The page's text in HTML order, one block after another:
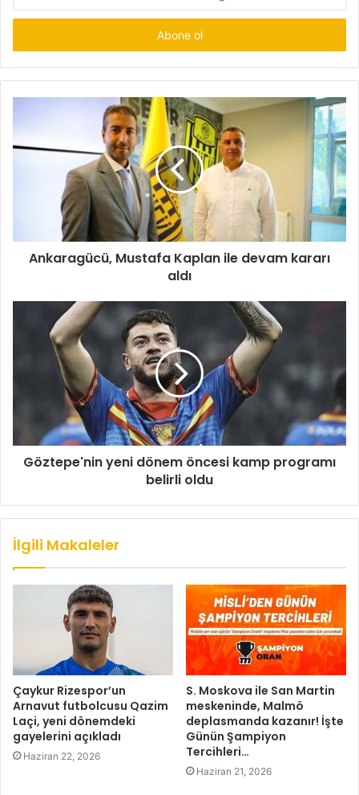
adresinizi
Ankaragücü, Mustafa Kaplan ile devam kararı
aldı
Göztepe'nin yeni dönem öncesi kamp programı
belirli oldu
İlgili Makaleler
Çaykur Rizespor’un
Arnavut futbolcusu Qazim
Laçi, yeni dönemdeki
gayelerini açıkladı
Haziran 22, 2026
S. Moskova ile San Martin
meskeninde, Malmö
deplasmanda kazanır! İşte
Günün Şampiyon
Tercihleri…
Haziran 21, 2026